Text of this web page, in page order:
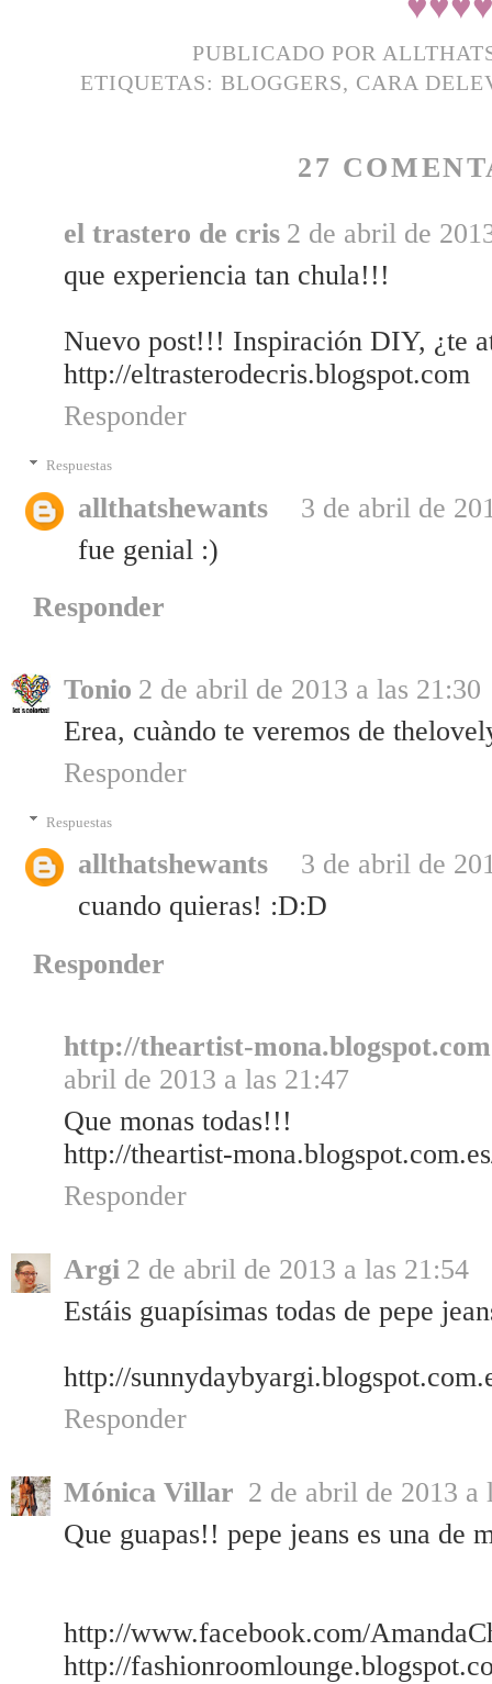
PUBLICADO POR
ETIQUETAS: BLOGGERS, CARA
27
el trastero de cris 2 de abril de
que experiencia tan chula!!!
Nuevo post!!! Inspiración DIY, ¿te
http://eltrasterodecris.blogspot.com
Responder
Respuestas
allthatshewants
3 de abril de
fue genial :)
Responder
Tonio 2 de abril de 2013 a las 21:30
Erea, cuàndo te veremos de
Responder
Respuestas
allthatshewants
3 de abril de
cuando quieras! :D:D
Responder
http://theartist-
abril de 2013 a las 21:47
Que monas todas!!!
http://theartist-
Responder
Argi 2 de abril de 2013 a las 21:54
Estáis guapísimas todas de pepe
http://
Responder
Mónica Villar 2 de abril de 2013 a
Que guapas!! pepe jeans es una de
http://www.facebook.com/
http://